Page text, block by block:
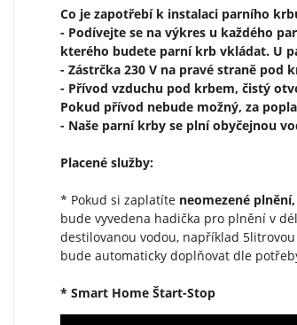
Co je zapotřebí k instalaci parního
- Podívejte se na výkres u každého
kterého budete parní krb vkládat. U
- Zástrčka 230 V na pravé straně pod
- Přívod vzduchu pod krbem, čistý
Pokud přívod nebude možný, za
- Naše parní krby se plní obyčejnou
Placené služby:
* Pokud si zaplatíte neomezené plnění,
bude vyvedena hadička pro plnění v
destilovanou vodou, například
bude automaticky doplňovat dle
* Smart Home Štart-Stop